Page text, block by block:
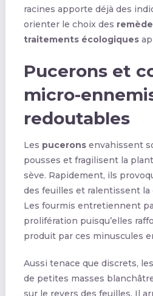
racines apporte déjà des
orienter le choix des
traitements écologiques
Pucerons et
micro-
redoutables
Les puceronsenvahissent
pousses et fragilisent la
sève. Rapidement, ils
des feuilles et ralentissent la
Les fourmis entretiennent
prolifération puisqu’elles
produit par ces minuscules
Aussi tenace que discrets,
de petites masses
sur le revers des feuilles. Il